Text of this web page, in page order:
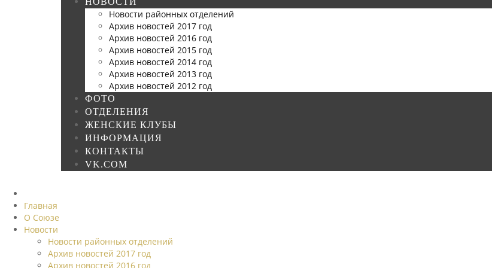
Новости районных отделений
Архив новостей 2017 год
Архив новостей 2016 год
Архив новостей 2015 год
Архив новостей 2014 год
Архив новостей 2013 год
Архив новостей 2012 год
ФОТО
ОТДЕЛЕНИЯ
ЖЕНСКИЕ КЛУБЫ
ИНФОРМАЦИЯ
КОНТАКТЫ
VK.COM
Главная
О Союзе
Новости
Новости районных отделений
Архив новостей 2017 год
Архив новостей 2016 год